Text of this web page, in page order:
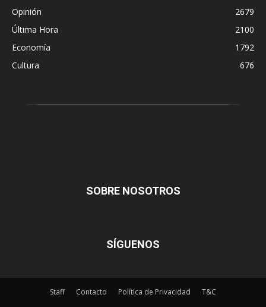
Opinión
2679
Última Hora
2100
Economía
1792
Cultura
676
SOBRE NOSOTROS
SÍGUENOS
Staff Contacto Política de Privacidad T&C